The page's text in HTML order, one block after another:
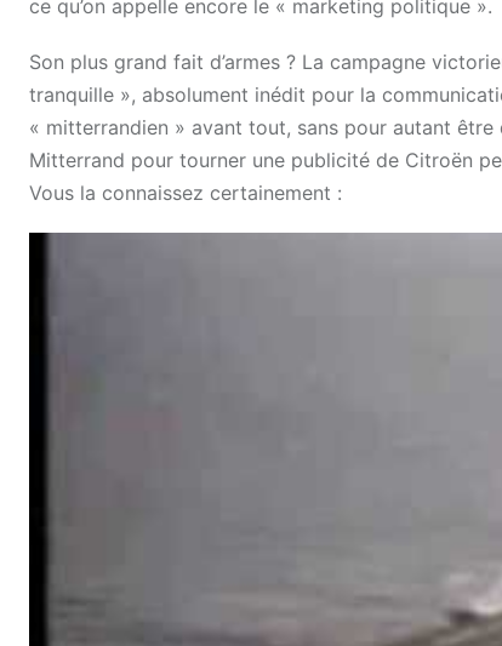
ce qu’on appelle encore le « marketing politique ».
Son plus grand fait d’armes ? La campagne
tranquille », absolument inédit pour la
« mitterrandien » avant tout, sans pour autant
Mitterrand pour tourner une publicité de Citroën
Vous la connaissez certainement :